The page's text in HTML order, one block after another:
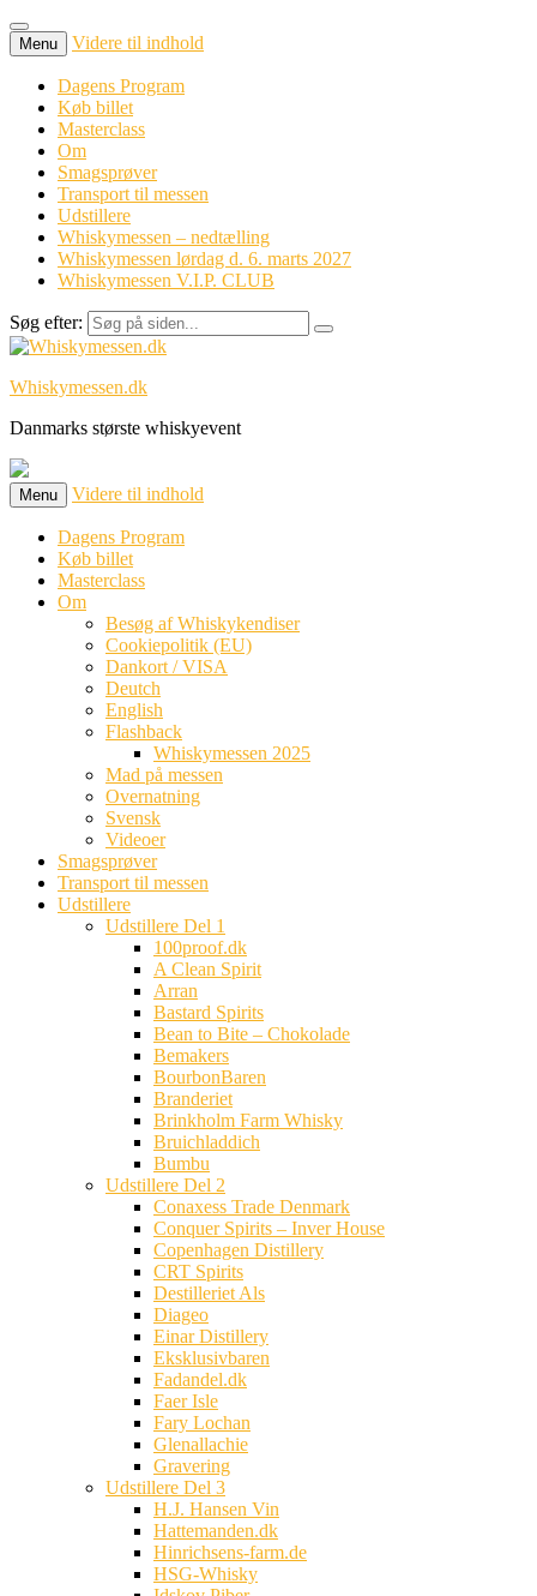
Menu Videre til indhold
Dagens Program
Køb billet
Masterclass
Om
Smagsprøver
Transport til messen
Udstillere
Whiskymessen – nedtælling
Whiskymessen lørdag d. 6. marts 2027
Whiskymessen V.I.P. CLUB
Søg efter:
Whiskymessen.dk
Danmarks største whiskyevent
Menu Videre til indhold
Dagens Program
Køb billet
Masterclass
Om
Besøg af Whiskykendiser
Cookiepolitik (EU)
Dankort / VISA
Deutch
English
Flashback
Whiskymessen 2025
Mad på messen
Overnatning
Svensk
Videoer
Smagsprøver
Transport til messen
Udstillere
Udstillere Del 1
100proof.dk
A Clean Spirit
Arran
Bastard Spirits
Bean to Bite – Chokolade
Bemakers
BourbonBaren
Branderiet
Brinkholm Farm Whisky
Bruichladdich
Bumbu
Udstillere Del 2
Conaxess Trade Denmark
Conquer Spirits – Inver House
Copenhagen Distillery
CRT Spirits
Destilleriet Als
Diageo
Einar Distillery
Eksklusivbaren
Fadandel.dk
Faer Isle
Fary Lochan
Glenallachie
Gravering
Udstillere Del 3
H.J. Hansen Vin
Hattemanden.dk
Hinrichsens-farm.de
HSG-Whisky